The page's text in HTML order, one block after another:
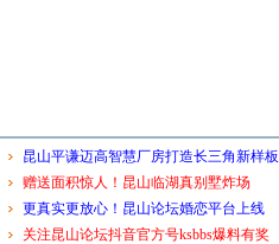
昆山平谦迈高智慧厂房打造长三角新样板
赠送面积惊人！昆山临湖真别墅炸场
更真实更放心！昆山论坛婚恋平台上线
关注昆山论坛抖音官方号ksbbs爆料有奖